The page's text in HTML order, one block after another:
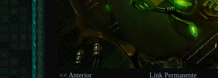
<< Anterior
Link Permanente